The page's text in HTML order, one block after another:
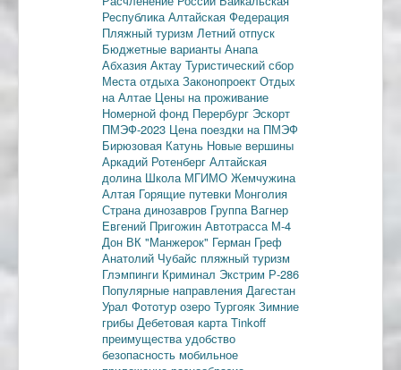
РеспубликаАлтайская Федерация
Пляжный туризм Летний отпуск
Бюджетные варианты Анапа
Абхазия Актау Туристический сбор
Места отдыхаЗаконопроект Отдых
на Алтае Цены на проживание
Номерной фонд Перербург Эскорт
ПМЭФ-2023 Цена поездки на ПМЭФ
Бирюзовая Катунь Новые вершины
Аркадий Ротенберг Алтайская
долина Школа МГИМО Жемчужина
Алтая Горящие путевки Монголия
Страна динозавров Группа Вагнер
Евгений Пригожин Автотрасса М-4
Дон ВК "Манжерок" Герман Греф
Анатолий Чубайс пляжный туризм
Глэмпинги Криминал Экстрим Р-286
Популярные направления Дагестан
Урал Фототур озеро Тургояк Зимние
грибы Дебетовая картаTinkoff
преимуществаудобство
безопасность мобильное